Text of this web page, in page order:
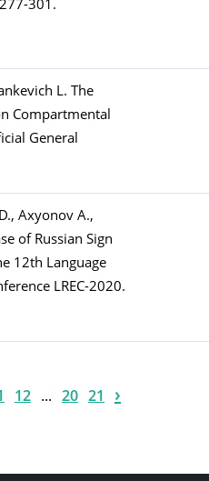
301.
L. The
Compartmental
General
Axyonov A.,
of Russian Sign
12th Language
LREC-2020.
12 ... 20 21 ›